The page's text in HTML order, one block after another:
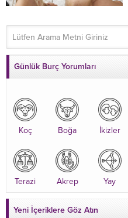
Günlük Burç Yorumları
Koç Boğa İkizler
Terazi Akrep Yay
Yeni İçeriklere Göz Atın